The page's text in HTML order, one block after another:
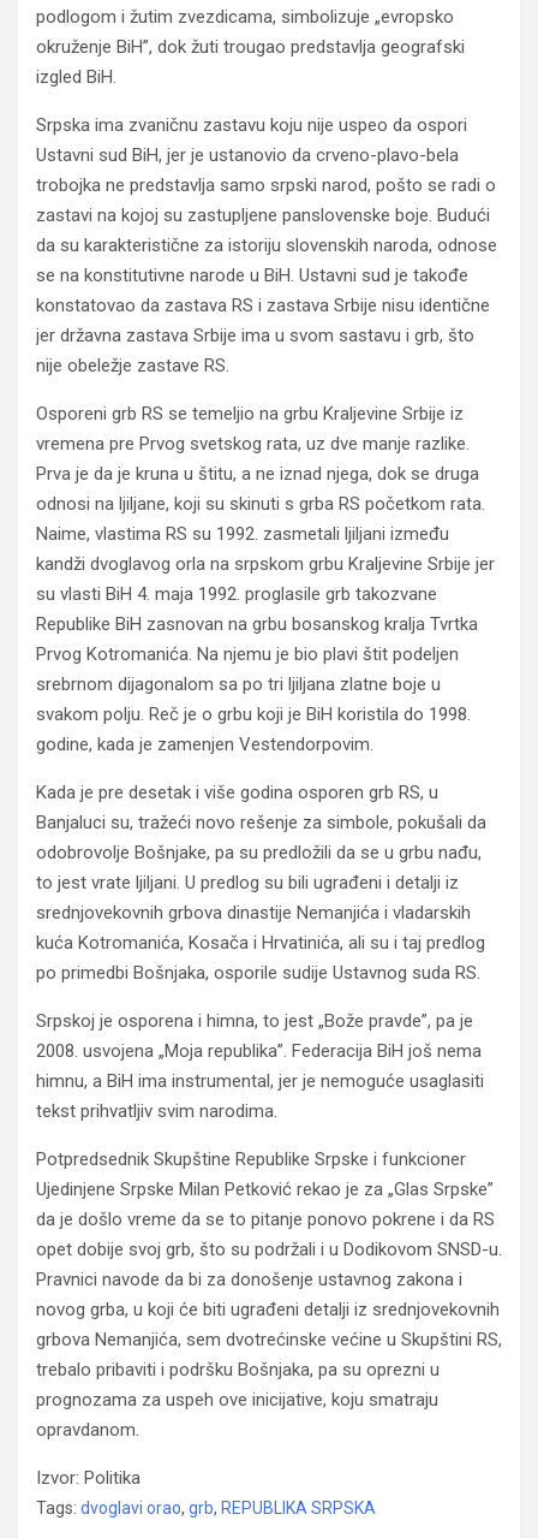
podlogom i žutim zvezdicama, simbolizuje „evropsko
okruženje BiH”, dok žuti trougao predstavlja geografski
izgled BiH.
Srpska ima zvaničnu zastavu koju nije uspeo da ospori
Ustavni sud BiH, jer je ustanovio da crveno-plavo-bela
trobojka ne predstavlja samo srpski narod, pošto se radi o
zastavi na kojoj su zastupljene panslovenske boje. Budući
da su karakteristične za istoriju slovenskih naroda, odnose
se na konstitutivne narode u BiH. Ustavni sud je takođe
konstatovao da zastava RS i zastava Srbije nisu identične
jer državna zastava Srbije ima u svom sastavu i grb, što
nije obeležje zastave RS.
Osporeni grb RS se temeljio na grbu Kraljevine Srbije iz
vremena pre Prvog svetskog rata, uz dve manje razlike.
Prva je da je kruna u štitu, a ne iznad njega, dok se druga
odnosi na ljiljane, koji su skinuti s grba RS početkom rata.
Naime, vlastima RS su 1992. zasmetali ljiljani između
kandži dvoglavog orla na srpskom grbu Kraljevine Srbije jer
su vlasti BiH 4. maja 1992. proglasile grb takozvane
Republike BiH zasnovan na grbu bosanskog kralja Tvrtka
Prvog Kotromanića. Na njemu je bio plavi štit podeljen
srebrnom dijagonalom sa po tri ljiljana zlatne boje u
svakom polju. Reč je o grbu koji je BiH koristila do 1998.
godine, kada je zamenjen Vestendorpovim.
Kada je pre desetak i više godina osporen grb RS, u
Banjaluci su, tražeći novo rešenje za simbole, pokušali da
odobrovolje Bošnjake, pa su predložili da se u grbu nađu,
to jest vrate ljiljani. U predlog su bili ugrađeni i detalji iz
srednjovekovnih grbova dinastije Nemanjića i vladarskih
kuća Kotromanića, Kosača i Hrvatinića, ali su i taj predlog
po primedbi Bošnjaka, osporile sudije Ustavnog suda RS.
Srpskoj je osporena i himna, to jest „Bože pravde”, pa je
2008. usvojena „Moja republika”. Federacija BiH još nema
himnu, a BiH ima instrumental, jer je nemoguće usaglasiti
tekst prihvatljiv svim narodima.
Potpredsednik Skupštine Republike Srpske i funkcioner
Ujedinjene Srpske Milan Petković rekao je za „Glas Srpske”
da je došlo vreme da se to pitanje ponovo pokrene i da RS
opet dobije svoj grb, što su podržali i u Dodikovom SNSD-u.
Pravnici navode da bi za donošenje ustavnog zakona i
novog grba, u koji će biti ugrađeni detalji iz srednjovekovnih
grbova Nemanjića, sem dvotrećinske većine u Skupštini RS,
trebalo pribaviti i podršku Bošnjaka, pa su oprezni u
prognozama za uspeh ove inicijative, koju smatraju
opravdanom.
Izvor: Politika
Tags: dvoglavi orao, grb, REPUBLIKA SRPSKA